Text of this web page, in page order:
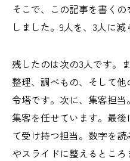
そこで、この記事を書く
しました。9人を、3人に減
残したのは次の3人です。
整理、調べもの、そして
令塔です。次に、集客担
集客を任せています。最
て受け持つ担当。数字を
やスライドに整えるとこ